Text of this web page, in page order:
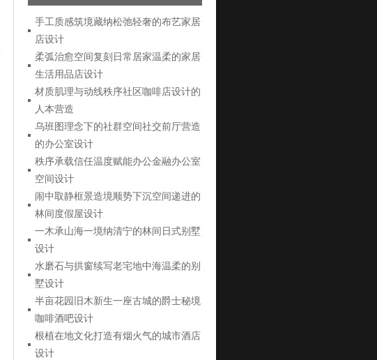
手工质感筑境藏纳松弛轻奢的布艺家居
店设计
柔弧治愈空间复刻日常居家温柔的家居
生活用品店设计
材质肌理与动线秩序社区咖啡店设计的
人本营造
乌班图理念下的社群空间社交前厅营造
的办公室设计
秩序承载信任温度赋能办公金融办公室
空间设计
闹中取静框景造境顺势下沉空间递进的
林间度假屋设计
一木承山海一境纳清宁的林间日式别墅
设计
水磨石与拱窗续写老宅地中海温柔的别
墅设计
半亩花园旧木新生一座古城的爵士秘境
咖啡酒吧设计
根植在地文化打造有烟火气的城市酒店
设计